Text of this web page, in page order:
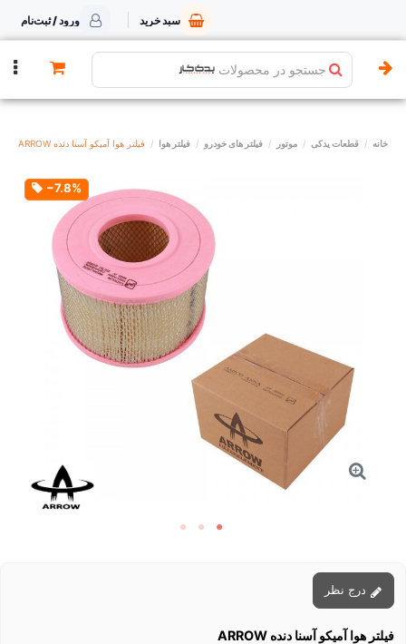
سبد خرید ورود / ثبت‌نام
جستجو در محصولات
خانه قطعات یدکی موتور فیلتر های خودرو فیلتر هوا فیلتر هوا آمیکو آسنا دنده ARROW
‎−7.8%
فیلتر هوا آمیکو آسنا دنده ARROW